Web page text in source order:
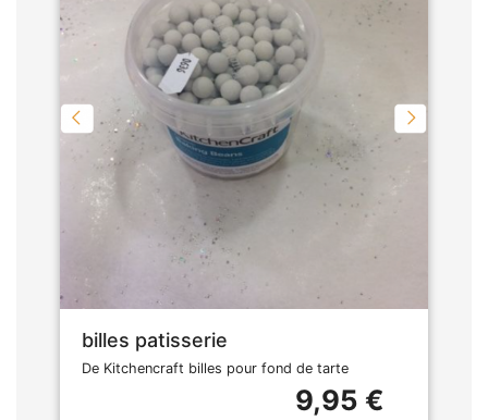
billes patisserie
De Kitchencraft billes pour fond de tarte
9,95 €